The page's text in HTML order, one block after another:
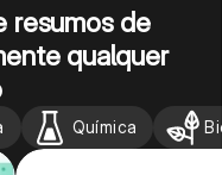
resumos de
qualquer
Química